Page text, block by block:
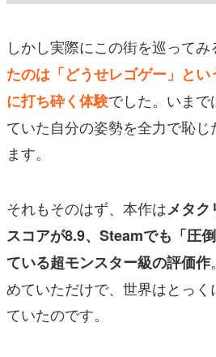
しかし実際にこの街を巡ってみ
たのは「どうせレゴゲー」と
に打ち砕く体験でした。いま
ていた自分の姿勢を全力で恥
ます。
それもそのはず、本作はメタク
スコアが8.9、Steamでも「圧
ている超モンスター級の評価作
めていただけで、世界はとっく
ていたのです。